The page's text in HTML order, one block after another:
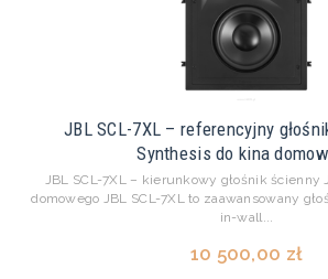
JBL SCL-7XL – referencyjny
Synthesis do kina
JBL SCL-7XL – kierunkowy głośnik ścienny
domowego JBL SCL-7XL to zaawansowany
in-wall...
10 500,00 zł